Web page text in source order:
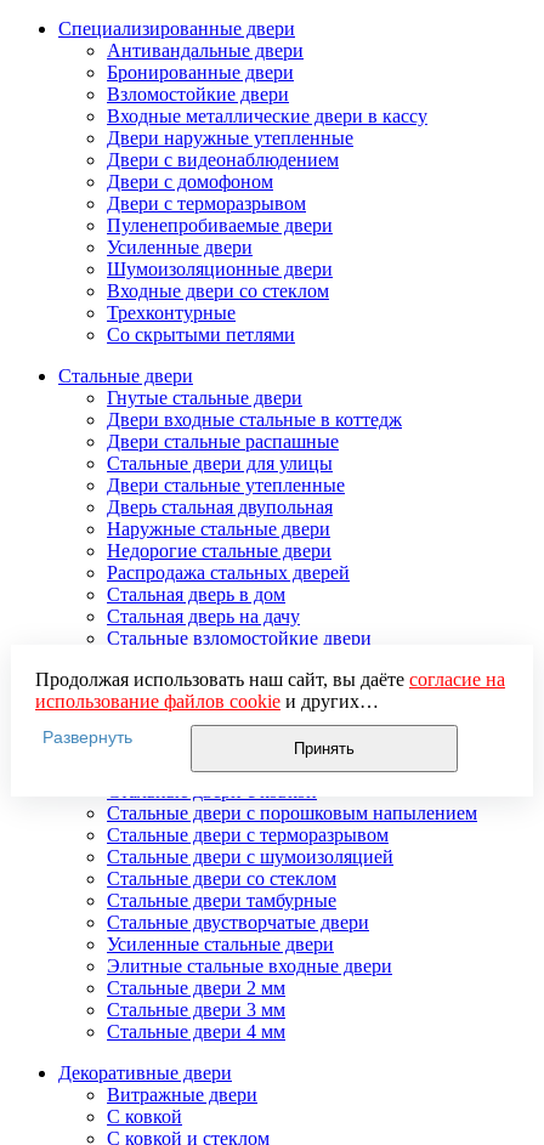
Специализированные двери
Антивандальные двери
Бронированные двери
Взломостойкие двери
Входные металлические двери в кассу
Двери наружные утепленные
Двери с видеонаблюдением
Двери с домофоном
Двери с терморазрывом
Пуленепробиваемые двери
Усиленные двери
Шумоизоляционные двери
Входные двери со стеклом
Трехконтурные
Со скрытыми петлями
Стальные двери
Гнутые стальные двери
Двери входные стальные в коттедж
Двери стальные распашные
Стальные двери для улицы
Двери стальные утепленные
Дверь стальная двупольная
Наружные стальные двери
Недорогие стальные двери
Распродажа стальных дверей
Стальная дверь в дом
Стальная дверь на дачу
Стальные взломостойкие двери
Стальные двери в подъезд
Стальные двери внутреннего открывания
Стальные двери массив
Стальные двери мдф
Стальные двери с зеркалом
Стальные двери с порошковым напылением
Стальные двери с терморазрывом
Стальные двери с шумоизоляцией
Стальные двери со стеклом
Стальные двери тамбурные
Стальные двустворчатые двери
Усиленные стальные двери
Элитные стальные входные двери
Стальные двери 2 мм
Стальные двери 3 мм
Стальные двери 4 мм
Декоративные двери
Витражные двери
С ковкой
С ковкой и стеклом
Продолжая использовать наш сайт, вы даёте согласие на
использование файлов cookieи других
пользовательских данных (включая IP-адрес, сведения о
местоположении, устройстве, действиях на сайте и т. п.)
для функционирования сайта, проведения
использования систем аналитики (например,
Яндекс.Метрика), в соответствии с нашей
обработки персональных данных.
Если вы не хотите, чтобы ваши данные обрабатывались,
настройте ограничения в браузере или покиньте сайт.
Развернуть
Принять